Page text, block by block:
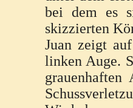
bei dem es
skizzierten
Juan zeigt
linken Auge.